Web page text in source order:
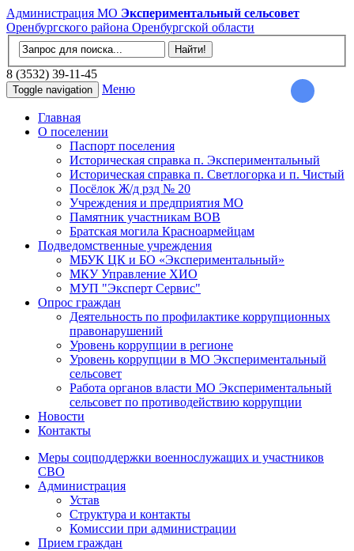
Администрация МО Экспериментальный сельсовет
Оренбургского района Оренбургской области
8 (3532) 39-11-45
Toggle navigation Меню
Главная
О поселении
Паспорт поселения
Историческая справка п. Экспериментальный
Историческая справка п. Светлогорка и п. Чистый
Посёлок Ж/д рзд № 20
Учреждения и предприятия МО
Памятник участникам ВОВ
Братская могила Красноармейцам
Подведомственные учреждения
МБУК ЦК и БО «Экспериментальный»
МКУ Управление ХИО
МУП "Эксперт Сервис"
Опрос граждан
Деятельность по профилактике коррупционных
правонарушений
Уровень коррупции в регионе
Уровень коррупции в МО Экспериментальный
сельсовет
Работа органов власти МО Экспериментальный
сельсовет по противодействию коррупции
Новости
Контакты
Меры соцподдержки военнослужащих и участников
СВО
Администрация
Устав
Структура и контакты
Комиссии при администрации
Прием граждан